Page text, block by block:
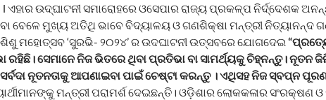
l ଏହାର ଉଦ୍‌ଘାଟନୀ ସମାରୋହରେ ଓସେପାର ରାଜ୍ୟ ପ୍ରକଳ୍ପ ନିର୍ଦ୍ଦେଶକ
ବେଳେ ମୁଖ୍ୟ ଅତିଥି ଭାବେ ବିଦ୍ୟାଳୟ ଓ ଗଣଶିକ୍ଷା ମନ୍ତ୍ରୀ ନିତ୍ୟାନନ୍ଦ
ମହୋତ୍ସବ ‘ସୁରଭି- ୨୦୨୪’ ର ଉଦଘାଟନୀ ଉତ୍ସବରେ ଯୋଗଦେଇ
ରହିଛି। ସେମାନେ ନିଜ ଭିତରେ ଥିବା ପ୍ରତିଭା ବା ସାମର୍ଥ୍ୟକୁ ଚିହ୍ନନ୍ତୁ। ନୂତନ
ସର୍ବଦା ନୂତନତାକୁ ଆପଣାଇବା ପାଇଁ ଚେଷ୍ଟା କରନ୍ତୁ । ଏଥିସହ ନିଜ ସ୍ବପ୍ନ
ମନ୍ତ୍ରୀ ପରାମର୍ଶ ଦେଇଛନ୍ତି। ଓଡ଼ିଶାର ଲୋକକଳାର ସଂରକ୍ଷଣ